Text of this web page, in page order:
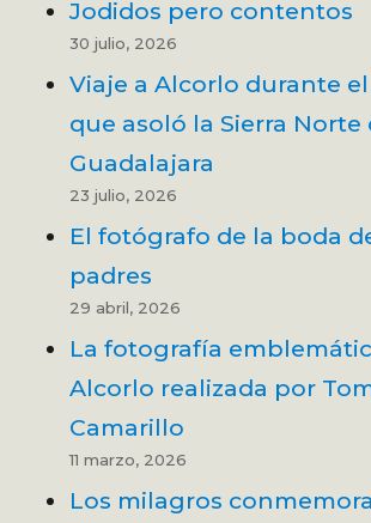
Jodidos pero contentos
30 julio, 2026
Viaje a Alcorlo durante
que asoló la Sierra Norte
Guadalajara
23 julio, 2026
El fotógrafo de la boda
padres
29 abril, 2026
La fotografía
Alcorlo realizada por
Camarillo
11 marzo, 2026
Los milagros